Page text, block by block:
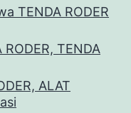
TENDA RODER
TENDA
ALAT